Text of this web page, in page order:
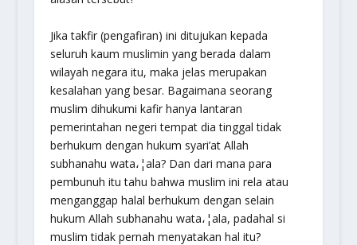
Jika takfir (pengafiran) ini ditujukan kepada
seluruh kaum muslimin yang berada dalam
wilayah negara itu, maka jelas merupakan
kesalahan yang besar. Bagaimana seorang
muslim dihukumi kafir hanya lantaran
pemerintahan negeri tempat dia tinggal tidak
berhukum dengan hukum syari’at Allah
subhanahu wata،¦ala? Dan dari mana para
pembunuh itu tahu bahwa muslim ini rela atau
menganggap halal berhukum dengan selain
hukum Allah subhanahu wata،¦ala, padahal si
muslim tidak pernah menyatakan hal itu?